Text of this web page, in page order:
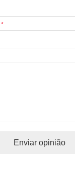
Enviar opinião